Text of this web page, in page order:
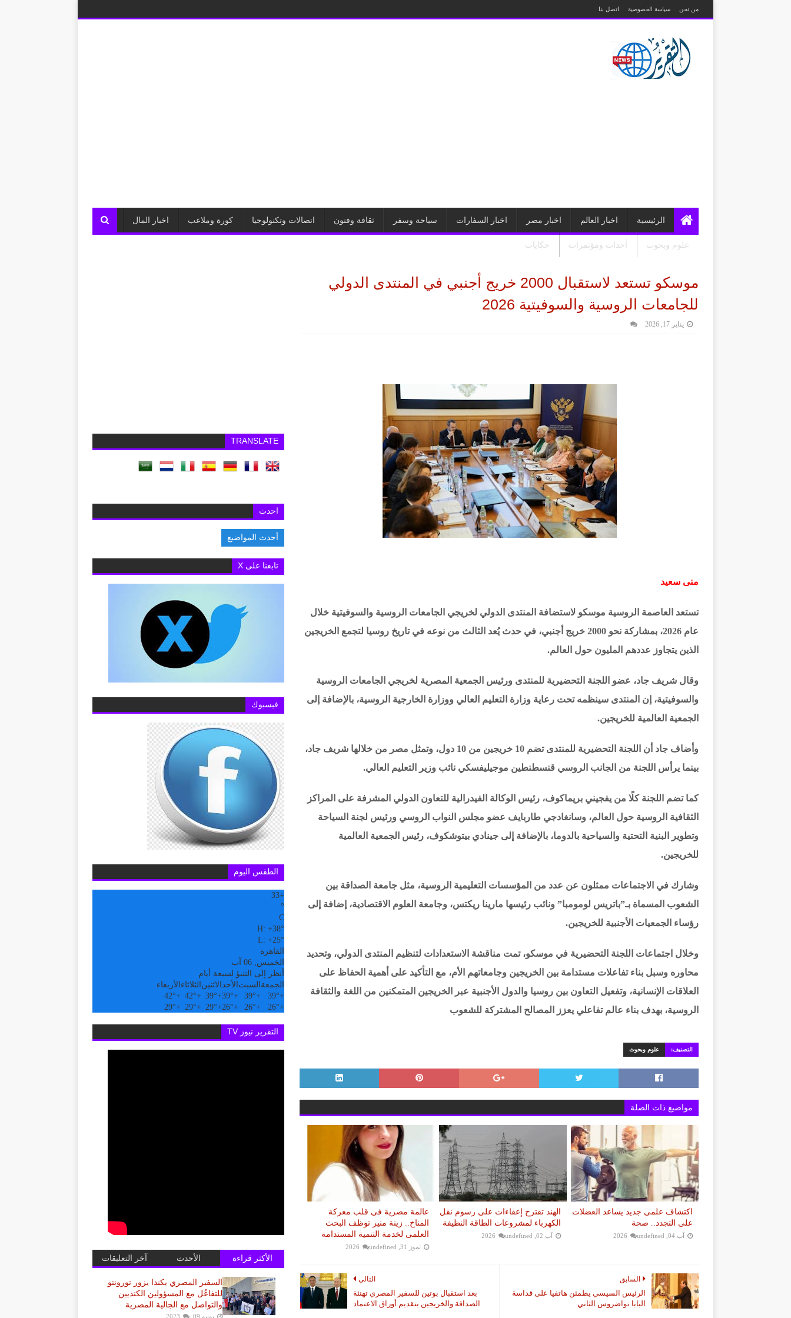
من نحن سياسة الخصوصية اتصل بنا
الرئيسية اخبار العالم اخبار مصر اخبار السفارات سياحة وسفر ثقافة وفنون اتصالات وتكنولوجيا كورة وملاعب اخبار المال
علوم وبحوث أحداث ومؤتمرات حكايات
موسكو تستعد لاستقبال 2000 خريج أجنبي في المنتدى الدولي
للجامعات الروسية والسوفيتية 2026
يناير 17, 2026
منى سعيد
تستعد العاصمة الروسية موسكو لاستضافة المنتدى الدولي لخريجي الجامعات الروسية والسوفيتية خلال
عام 2026، بمشاركة نحو 2000 خريج أجنبي، في حدث يُعد الثالث من نوعه في تاريخ روسيا لتجمع الخريجين
الذين يتجاوز عددهم المليون حول العالم.
وقال شريف جاد، عضو اللجنة التحضيرية للمنتدى ورئيس الجمعية المصرية لخريجي الجامعات الروسية
والسوفيتية، إن المنتدى سينظمه تحت رعاية وزارة التعليم العالي ووزارة الخارجية الروسية، بالإضافة إلى
الجمعية العالمية للخريجين.
وأضاف جاد أن اللجنة التحضيرية للمنتدى تضم 10 خريجين من 10 دول، وتمثل مصر من خلالها شريف جاد،
بينما يرأس اللجنة من الجانب الروسي قنسطنطين موجيليفسكي نائب وزير التعليم العالي.
كما تضم اللجنة كلًا من يفجيني بريماكوف، رئيس الوكالة الفيدرالية للتعاون الدولي المشرفة على المراكز
الثقافية الروسية حول العالم، وسانغادجي طاربايف عضو مجلس النواب الروسي ورئيس لجنة السياحة
وتطوير البنية التحتية والسياحية بالدوما، بالإضافة إلى جينادي بيتوشكوف، رئيس الجمعية العالمية
للخريجين.
وشارك في الاجتماعات ممثلون عن عدد من المؤسسات التعليمية الروسية، مثل جامعة الصداقة بين
الشعوب المسماة بـ”باتريس لومومبا” ونائب رئيسها مارينا ريكتس، وجامعة العلوم الاقتصادية، إضافة إلى
رؤساء الجمعيات الأجنبية للخريجين.
وخلال اجتماعات اللجنة التحضيرية في موسكو، تمت مناقشة الاستعدادات لتنظيم المنتدى الدولي، وتحديد
محاوره وسبل بناء تفاعلات مستدامة بين الخريجين وجامعاتهم الأم، مع التأكيد على أهمية الحفاظ على
العلاقات الإنسانية، وتفعيل التعاون بين روسيا والدول الأجنبية عبر الخريجين المتمكنين من اللغة والثقافة
الروسية، بهدف بناء عالم تفاعلي يعزز المصالح المشتركة للشعوب
التصنيف: علوم وبحوث
مواضيع ذات الصلة
اكتشاف علمى جديد يساعد العضلات
على التجدد.. صحة
آب 04, 2026 undefined
الهند تقترح إعفاءات على رسوم نقل
الكهرباء لمشروعات الطاقة النظيفة
آب 02, 2026 undefined
عالمة مصرية فى قلب معركة
المناخ.. زينة منير توظف البحث
العلمى لخدمة التنمية المستدامة
تموز 31, 2026 undefined
التالي
بعد استقبال بوتين للسفير المصري تهنئة
الصداقة والخريجين بتقديم أوراق الاعتماد
السابق
الرئيس السيسي يطمئن هاتفيا على قداسة
البابا تواضروس الثاني
TRANSLATE
احدث
أحدث المواضيع
تابعنا على X
فيسبوك
الطقس اليوم
+
33
°
C
H: +38°
L: +25°
القاهرة
الخميس, 06 آب
أنظر إلى التنبؤ لسبعة أيام
الجمعة السبت الأحد الاثنين الثلاثاء الأربعاء
+
39°
+
39°
+
39°
+
39°
+
42°
+
42°
+
26°
+
26°
+
26°
+
29°
+
29°
+
29°
التقرير نيوز TV
الأكثر قراءة الأحدث آخر التعليقات
السفير المصري بكندا يزور تورونتو
للتفاعُل مع المسؤولين الكنديين
والتواصل مع الجالية المصرية
يونيو 09, 2023